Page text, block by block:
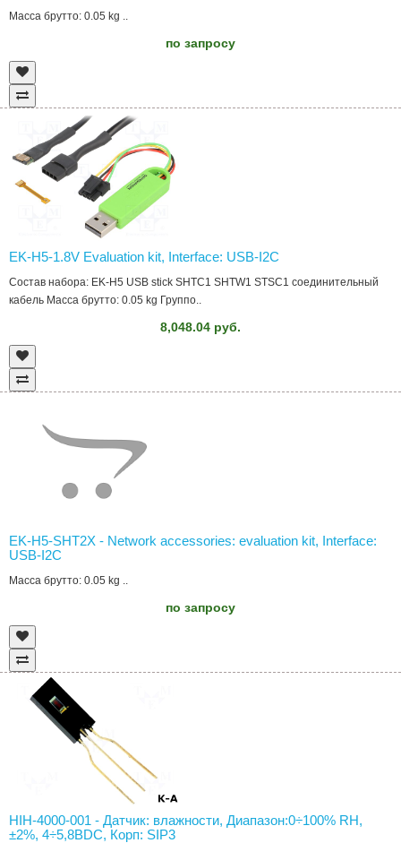
Масса брутто: 0.05 kg ..
по запросу
EK-H5-1.8V Evaluation kit, Interface: USB-I2C
Состав набора: EK-H5 USB stick SHTC1 SHTW1 STSC1 соединительный
кабель Масса брутто: 0.05 kg Группо..
8,048.04 руб.
EK-H5-SHT2X - Network accessories: evaluation kit, Interface:
USB-I2C
Масса брутто: 0.05 kg ..
по запросу
HIH-4000-001 - Датчик: влажности, Диапазон:0÷100% RH,
±2%, 4÷5,8ВDC, Корп: SIP3